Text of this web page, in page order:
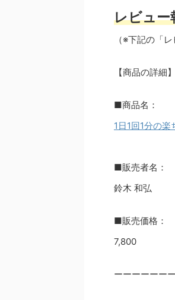
レビュー
（※下記の「
【商品の詳細】
■商品名：
1日1回1分の
■販売者名：
鈴木 和弘
■販売価格：
7,800
ーーーーーー